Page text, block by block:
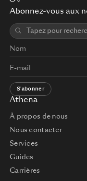
Athena
À propos de nous
Nous contacter
Services
Guides
Carrières
Abonnez-vous aux
S'abonner